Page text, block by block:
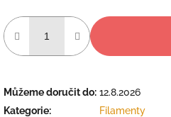
Můžeme doručit do: 12.8.2026
Kategorie:
Filamenty